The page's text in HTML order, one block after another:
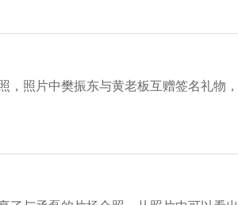
照片中樊振东与黄老板互赠签名礼物，